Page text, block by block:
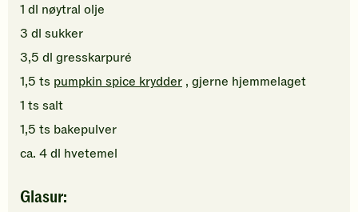
1 dl nøytral olje
3 dl sukker
3,5 dl gresskarpuré
1,5 ts pumpkin spice krydder , gjerne hjemmelaget
1 ts salt
1,5 ts bakepulver
ca. 4dl hvetemel
Glasur: